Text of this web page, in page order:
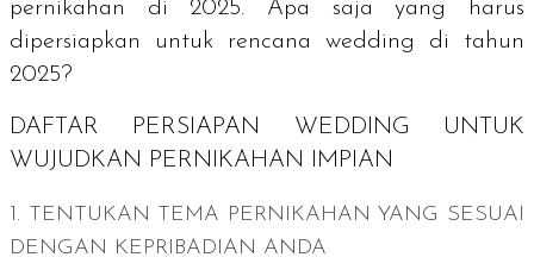
pernikahan di 2025. Apa saja yang harus
dipersiapkan untuk rencana wedding di tahun
2025?
DAFTAR PERSIAPAN WEDDING UNTUK
WUJUDKAN PERNIKAHAN IMPIAN
1. TENTUKAN TEMA PERNIKAHAN YANG SESUAI
DENGAN KEPRIBADIAN ANDA